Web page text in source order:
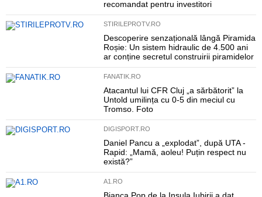
recomandat pentru investitori
STIRILEPROTV.RO
Descoperire senzațională lângă Piramida
Roșie: Un sistem hidraulic de 4.500 ani
ar conține secretul construirii piramidelor
FANATIK.RO
Atacantul lui CFR Cluj „a sărbătorit” la
Untold umilința cu 0-5 din meciul cu
Tromso. Foto
DIGISPORT.RO
Daniel Pancu a „explodat”, după UTA -
Rapid: „Mamă, aoleu! Puțin respect nu
există?”
A1.RO